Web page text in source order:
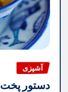
آشپزی